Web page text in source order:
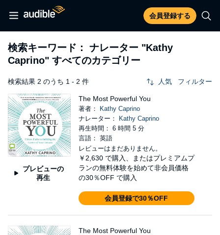
会員登録する
検索キーワード： ナレーター "Kathy
Caprino" すべてのカテゴリー
検索結果 2 のうち 1 - 2 件 人気 フィルター
プレビューの
再生
The Most Powerful You
著者：
Kathy Caprino
ナレーター：
Kathy Caprino
再生時間： 6 時間 5 分
言語： 英語
レビューはまだありません。
￥2,630 で購入、またはプレミアムプ
ランの無料体験を始めて非会員価格
の30％OFF で購入
会員登録で30％OFF
The Most Powerful You